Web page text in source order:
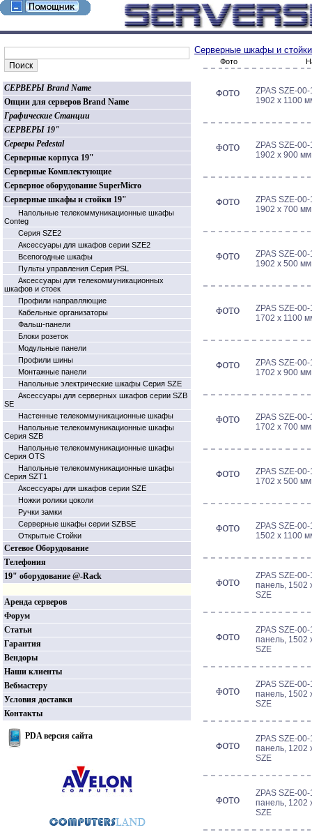
СЕРВЕРЫ Brand Name
Опции для серверов Brand Name
Графические Станции
СЕРВЕРЫ 19"
Серверы Pedestal
Серверные корпуса 19"
Серверные Комплектующие
Серверное оборудование SuperMicro
Серверные шкафы и стойки 19"
Напольные телекоммуникационные шкафы
Conteg
Серия SZE2
Аксессуары для шкафов серии SZE2
Всепогодные шкафы
Пульты управления Серия PSL
Аксессуары для телекоммуникационных
шкафов и стоек
Профили направляющие
Кабельные организаторы
Фальш-панели
Блоки розеток
Модульные панели
Профили шины
Монтажные панели
Напольные электрические шкафы Серия SZE
Аксессуары для серверных шкафов серии SZB
SE
Настенные телекоммуникационные шкафы
Напольные телекоммуникационные шкафы
Серия SZB
Напольные телекоммуникационные шкафы
Серия OTS
Напольные телекоммуникационные шкафы
Серия SZT1
Аксессуары для шкафов серии SZE
Ножки ролики цоколи
Ручки замки
Серверные шкафы серии SZBSE
Открытые Стойки
Сетевое Оборудование
Телефония
19" оборудование @-Rack
Аренда серверов
Форум
Статьи
Гарантия
Вендоры
Наши клиенты
Вебмастеру
Условия доставки
Контакты
PDA версия сайта
Серверные шкафы и
Фото
ZPAS SZE-
1902 x 1100
ZPAS SZE-
1902 x 900
ZPAS SZE-
1902 x 700
ZPAS SZE-
1902 x 500
ZPAS SZE-
1702 x 1100
ZPAS SZE-
1702 x 900
ZPAS SZE-
1702 x 700
ZPAS SZE-
1702 x 500
ZPAS SZE-
1502 x 1100
ZPAS SZE-
панель, 1502
SZE
ZPAS SZE-
панель, 1502
SZE
ZPAS SZE-
панель, 1502
SZE
ZPAS SZE-
панель, 1202
SZE
ZPAS SZE-
панель, 1202
SZE